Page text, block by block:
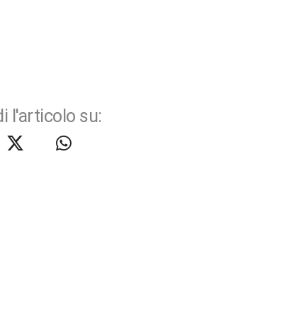
l'articolo su: